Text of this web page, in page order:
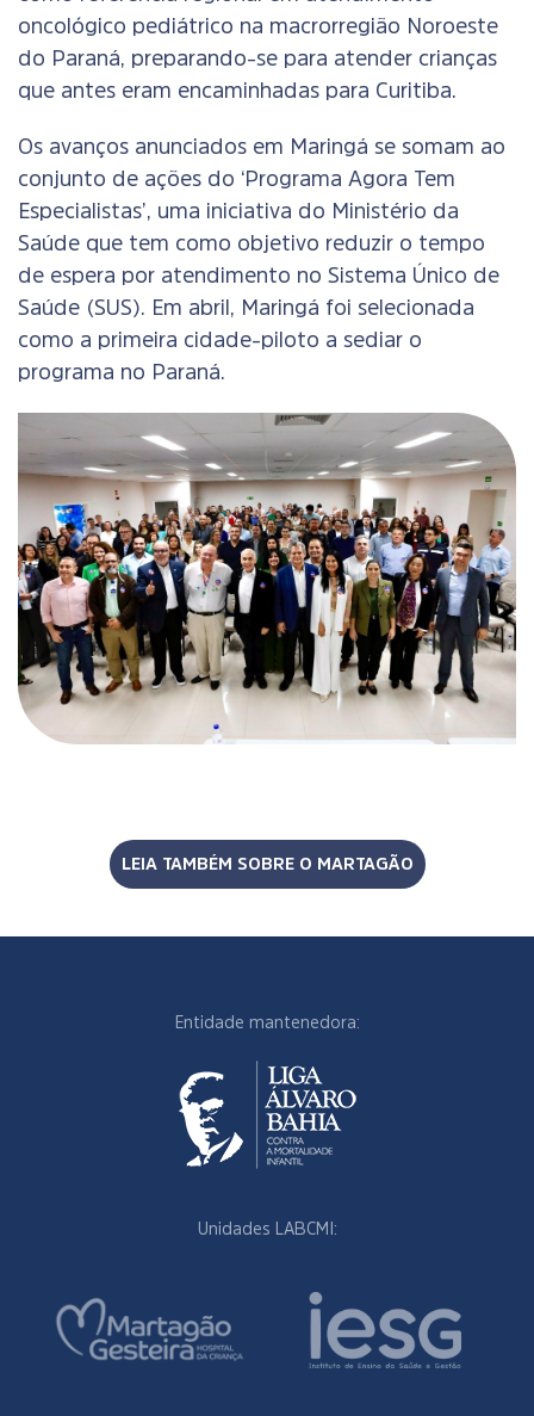
oncológico pediátrico na macrorregião Noroeste
do Paraná, preparando-se para atender crianças
que antes eram encaminhadas para Curitiba.
Os avanços anunciados em Maringá se somam ao
conjunto de ações do ‘Programa Agora Tem
Especialistas’, uma iniciativa do Ministério da
Saúde que tem como objetivo reduzir o tempo
de espera por atendimento no Sistema Único de
Saúde (SUS). Em abril, Maringá foi selecionada
como a primeira cidade-piloto a sediar o
programa no Paraná.
LEIA TAMBÉM SOBRE O MARTAGÃO
Entidade mantenedora:
Unidades LABCMI: